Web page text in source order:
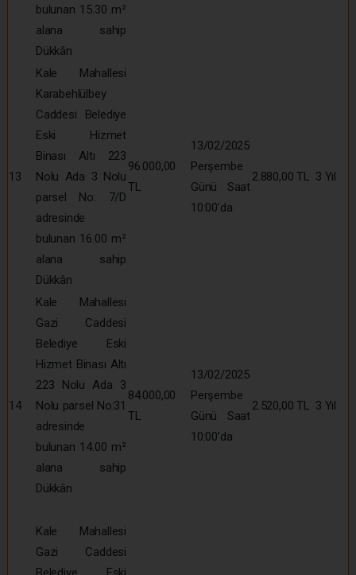
bulunan 15.30 m²
alana sahip
Dükkân
13
Kale Mahallesi
Karabehlülbey
Caddesi Belediye
Eski Hizmet
Binası Altı 223
Nolu Ada 3 Nolu
parsel No: 7/D
adresinde
bulunan 16.00 m²
alana sahip
Dükkân
96.000,00
TL
13/02/2025
Perşembe
Günü Saat
10:00’da
2.880,00 TL 3 Yıl
14
Kale Mahallesi
Gazi Caddesi
Belediye Eski
Hizmet Binası Altı
223 Nolu Ada 3
Nolu parsel No:31
adresinde
bulunan 14.00 m²
alana sahip
Dükkân
84.000,00
TL
13/02/2025
Perşembe
Günü Saat
10:00’da
2.520,00 TL 3 Yıl
Kale Mahallesi
Gazi Caddesi